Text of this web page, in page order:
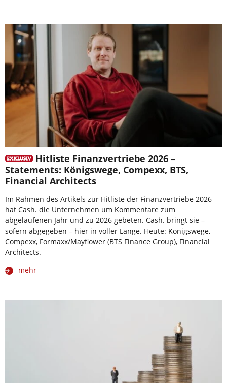
Hitliste Finanzvertriebe 2026 –
Statements: Königswege, Compexx, BTS,
Financial Architects
Im Rahmen des Artikels zur Hitliste der Finanzvertriebe 2026
hat Cash. die Unternehmen um Kommentare zum
abgelaufenen Jahr und zu 2026 gebeten. Cash. bringt sie –
sofern abgegeben – hier in voller Länge. Heute: Königswege,
Compexx, Formaxx/Mayflower (BTS Finance Group), Financial
Architects.
mehr